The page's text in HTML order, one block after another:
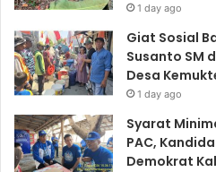
1 day ago
Giat Sosial
Susanto SM
Desa
1 day ago
Syarat
PAC,
Demokrat